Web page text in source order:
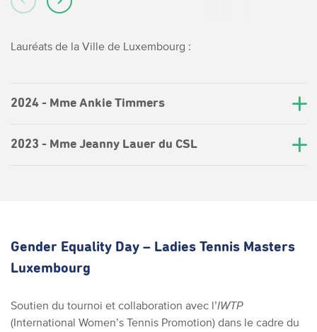
Lauréats de la Ville de Luxembourg :
2024 - Mme Ankie Timmers
2023 - Mme Jeanny Lauer du CSL
Gender Equality Day – Ladies Tennis Masters
Luxembourg
Soutien du tournoi et collaboration avec l’IWTP
(International Women’s Tennis Promotion) dans le cadre du